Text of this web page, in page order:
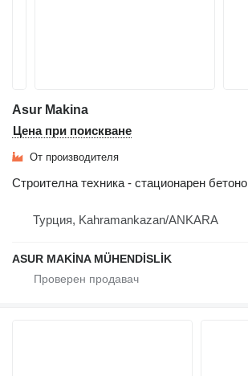
Asur Makina
Цена при поискване
От производителя
Строителна техника - стационарен
Турция, Kahramankazan/ANKARA
ASUR MAKİNA MÜHENDİSLİK